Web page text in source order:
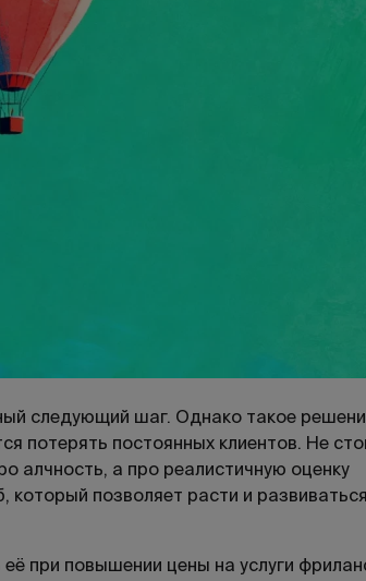
следующий шаг. Однако такое
потерять постоянных клиентов. Не
алчность, а про реалистичную оценку
который позволяет расти и
при повышении цены на услуги